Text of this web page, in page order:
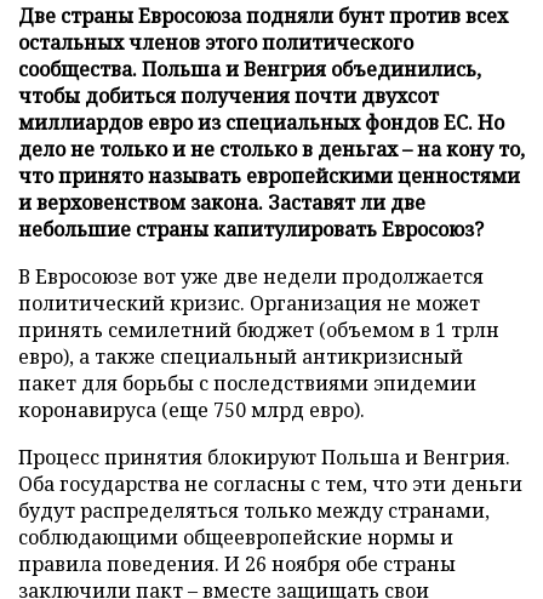
Две страны Евросоюза подняли бунт против всех
остальных членов этого политического
сообщества. Польша и Венгрия объединились,
чтобы добиться получения почти двухсот
миллиардов евро из специальных фондов ЕС. Но
дело не только и не столько в деньгах – на кону то,
что принято называть европейскими ценностями
и верховенством закона. Заставят ли две
небольшие страны капитулировать Евросоюз?
В Евросоюзе вот уже две недели продолжается
политический кризис. Организация не может
принять семилетний бюджет (объемом в 1 трлн
евро), а также специальный антикризисный
пакет для борьбы с последствиями эпидемии
коронавируса (еще 750 млрд евро).
Процесс принятия блокируют Польша и Венгрия.
Оба государства не согласны с тем, что эти деньги
будут распределяться только между странами,
соблюдающими общеевропейские нормы и
правила поведения. И 26 ноября обе страны
заключили пакт – вместе защищать свои